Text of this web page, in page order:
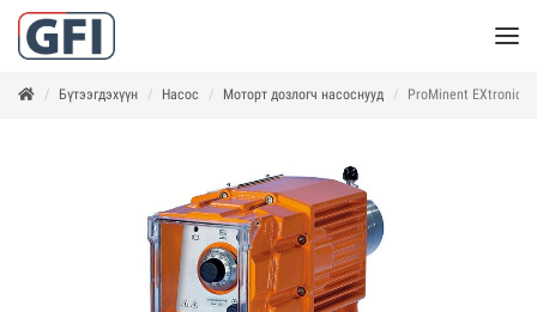
Бүтээгдэхүүн Насос Моторт дозлогч насоснууд ProMinent EXtronic®